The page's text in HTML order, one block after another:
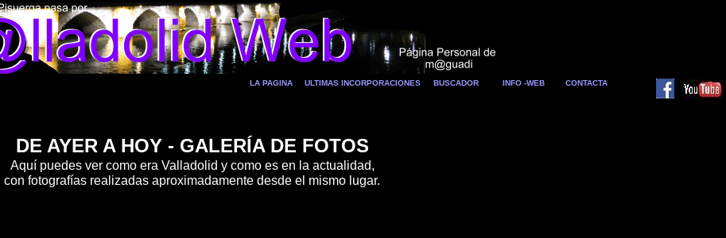
LA PAGINA ULTIMAS INCORPORACIONES BUSCADOR INFO -WEB CONTACTA
DE AYER A HOY - GALERÍA DE FOTOS
Aquí puedes ver como era Valladolid y como es en la actualidad,
con fotografías realizadas aproximadamente desde el mismo lugar.